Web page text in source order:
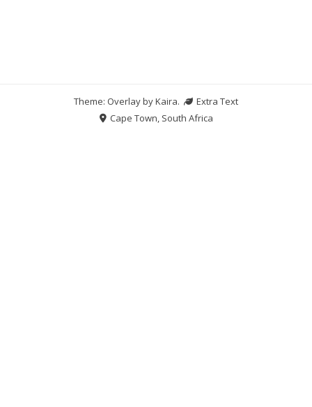
Theme: Overlay byKaira.
Extra Text
Cape Town, South Africa